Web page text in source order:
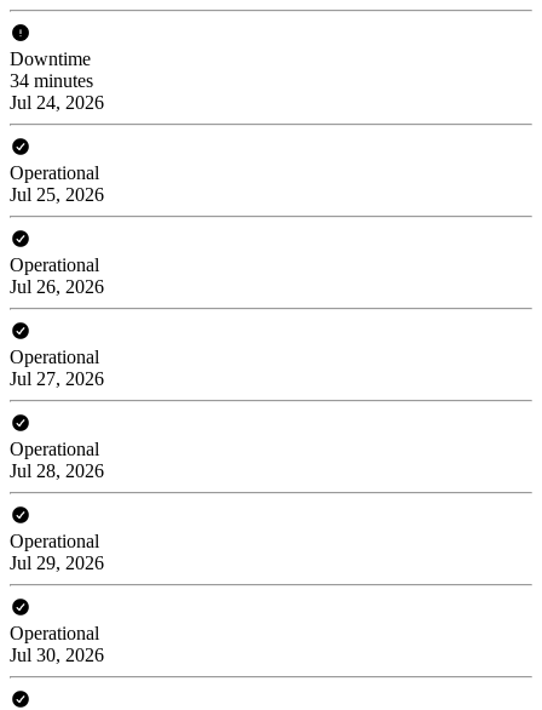
Downtime
34 minutes
Jul 24, 2026
Operational
Jul 25, 2026
Operational
Jul 26, 2026
Operational
Jul 27, 2026
Operational
Jul 28, 2026
Operational
Jul 29, 2026
Operational
Jul 30, 2026